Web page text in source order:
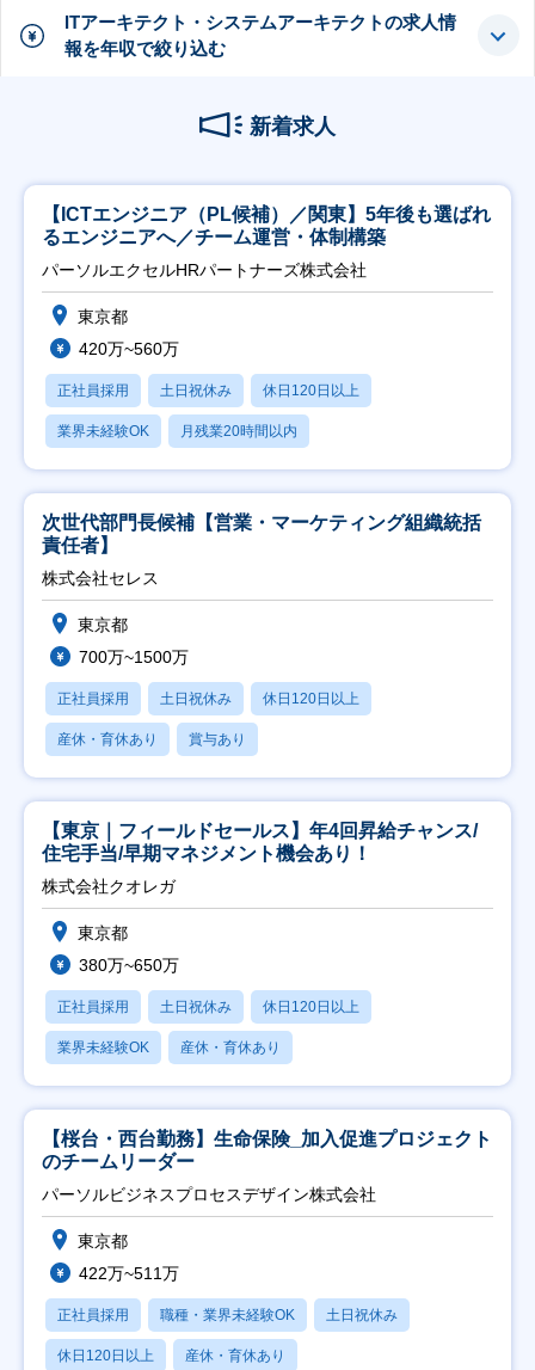
ITアーキテクト・システムアーキテクトの求人情
報を年収で絞り込む
新着求人
【ICTエンジニア（PL候補）／関東】5年後も選ばれ
るエンジニアへ／チーム運営・体制構築
パーソルエクセルHRパートナーズ株式会社
東京都
420万~560万
正社員採用 土日祝休み 休日120日以上
業界未経験OK 月残業20時間以内
次世代部門長候補【営業・マーケティング組織統括
責任者】
株式会社セレス
東京都
700万~1500万
正社員採用 土日祝休み 休日120日以上
産休・育休あり 賞与あり
【東京｜フィールドセールス】年4回昇給チャンス/
住宅手当/早期マネジメント機会あり！
株式会社クオレガ
東京都
380万~650万
正社員採用 土日祝休み 休日120日以上
業界未経験OK 産休・育休あり
【桜台・西台勤務】生命保険_加入促進プロジェクト
のチームリーダー
パーソルビジネスプロセスデザイン株式会社
東京都
422万~511万
正社員採用 職種・業界未経験OK 土日祝休み
休日120日以上 産休・育休あり